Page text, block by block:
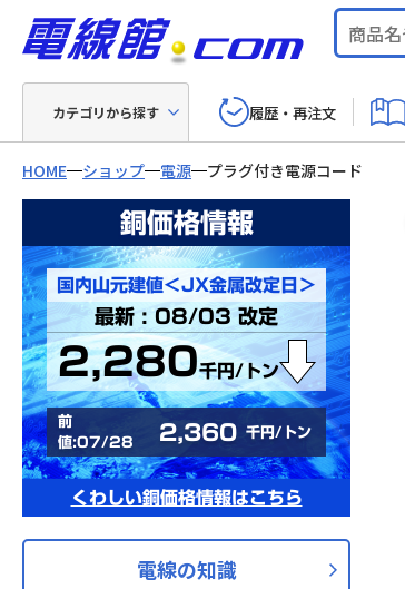
カテゴリから探す 履歴・再注文
HOME ショップ 電源 プラグ付き電源コード
銅価格情報
国内山元建値＜JX金属改定日＞
最新 : 08/03 改定
2,280千円/トン
前
値:07/28
2,360 千円/トン
くわしい銅価格情報はこちら
電線の知識